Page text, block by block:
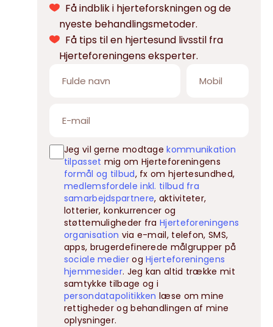
Få indblik i hjerteforskningen og de
nyeste behandlingsmetoder.
Få tips til en hjertesund livsstil fra
Hjerteforeningens eksperter.
Jeg vil gerne modtagekommunikation
tilpasset mig om Hjerteforeningens
formål og tilbud, fx om hjertesundhed,
medlemsfordele inkl. tilbud fra
samarbejdspartnere, aktiviteter,
lotterier, konkurrencer og
støttemuligheder fraHjerteforeningens
organisation via e-mail, telefon, SMS,
apps, brugerdefinerede målgrupper på
sociale medierogHjerteforeningens
hjemmesider. Jeg kan altid trække mit
samtykke tilbage og i
persondatapolitikken læse om mine
rettigheder og behandlingen af mine
oplysninger.